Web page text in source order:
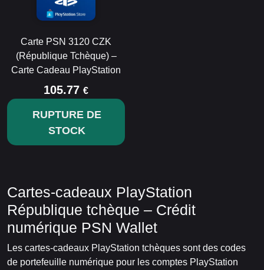
Carte PSN 3120 CZK
(République Tchèque) –
Carte Cadeau PlayStation
105.77 €
RUPTURE DE
STOCK
Cartes-cadeaux PlayStation
République tchèque – Crédit
numérique PSN Wallet
Les cartes-cadeaux PlayStation tchèques sont des codes
de portefeuille numérique pour les comptes PlayStation